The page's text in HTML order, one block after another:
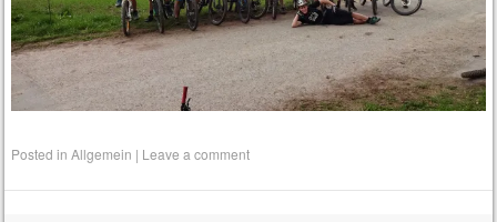
Posted inAllgemein | Leave a comment